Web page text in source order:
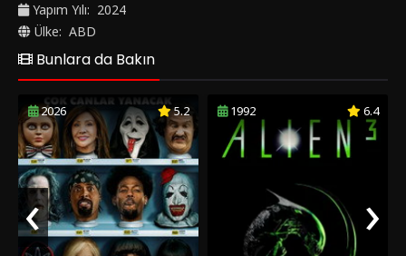
Yapım Yılı: 2024
Ülke: ABD
Bunlara da Bakın
2026 5.2 1992 6.4
‹ ›